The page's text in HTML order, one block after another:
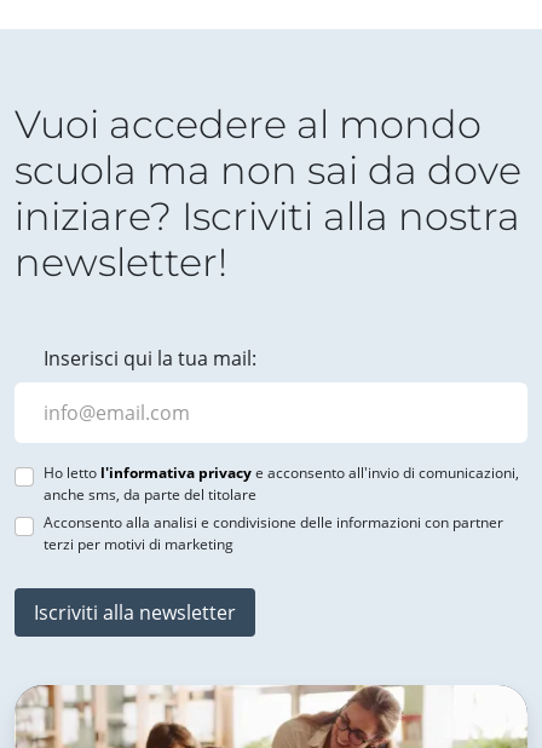
Vuoi accedere al mondo
scuola ma non sai da dove
iniziare? Iscriviti alla nostra
newsletter!
Inserisci qui la tua mail:
Ho letto l'informativa privacye acconsento all'invio di comunicazioni,
anche sms, da parte del titolare
Acconsento alla analisi e condivisione delle informazioni con partner
terzi per motivi di marketing
Iscriviti alla newsletter